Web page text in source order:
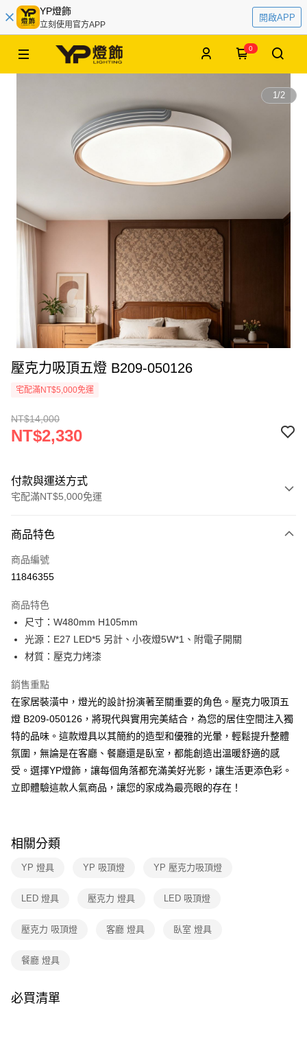
YP燈飾
立刻使用官方APP
開啟APP
0
1/2
壓克力吸頂五燈 B209-050126
宅配滿NT$5,000免運
NT$14,000
NT$2,330
付款與運送方式
宅配滿NT$5,000免運
信用卡一次付款
LINE Pay
街口支付
悠遊付
全盈+PAY
AFTEE先享後付
相關說明
【關於「AFTEE先享後付」】
AFTEE先享後付是「在收到商品之後才付款」的支付方式。 讓您購物簡單
便利好安心！
１．簡單：不需註冊會員、不需綁卡、不需儲值。
【「AFTEE先享後付」結帳流程】
１．於結帳方式選擇「AFTEE先享後付」後，將跳轉至「AFTEE先享後付」
結帳頁面，進行簡訊認證並確認金額後，即可完成結帳。
ATM／網路銀行／等多元方式進行付款，方視為交易完成。
購買商品的店家。未經商家同意取消之訂單仍視為有效，需透過AFTEE先享
是否繳費成功／繳費後需取消欲退款等相關疑問，請聯繫「AFTEE先享後付
【注意事項】
每筆NT$180，滿NT$5,000(含以上)免運費
商品特色
商品編號
11846355
商品特色
尺寸：W480mm H105mm
光源：E27 LED*5 另計、小夜燈5W*1、附電子開關
材質：壓克力烤漆
銷售重點
在家居裝潢中，燈光的設計扮演著至關重要的角色。壓克力吸頂五
燈 B209-050126，將現代與實用完美結合，為您的居住空間注入獨
特的品味。這款燈具以其簡約的造型和優雅的光暈，輕鬆提升整體
氛圍，無論是在客廳、餐廳還是臥室，都能創造出溫暖舒適的感
受。選擇YP燈飾，讓每個角落都充滿美好光影，讓生活更添色彩。
立即體驗這款人氣商品，讓您的家成為最亮眼的存在！
相關分類
YP 燈具 YP 吸頂燈 YP 壓克力吸頂燈
LED 燈具 壓克力 燈具 LED 吸頂燈
壓克力 吸頂燈 客廳 燈具 臥室 燈具
餐廳 燈具
必買清單